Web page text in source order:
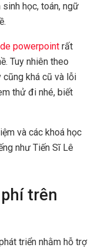
học, toán, ngữ
powerpoint rất
Tuy nhiên theo
khá cũ và lỗi
thử đi nhé, biết
và các khoá học
như Tiến Sĩ Lê
trên
triển nhằm hỗ trợ